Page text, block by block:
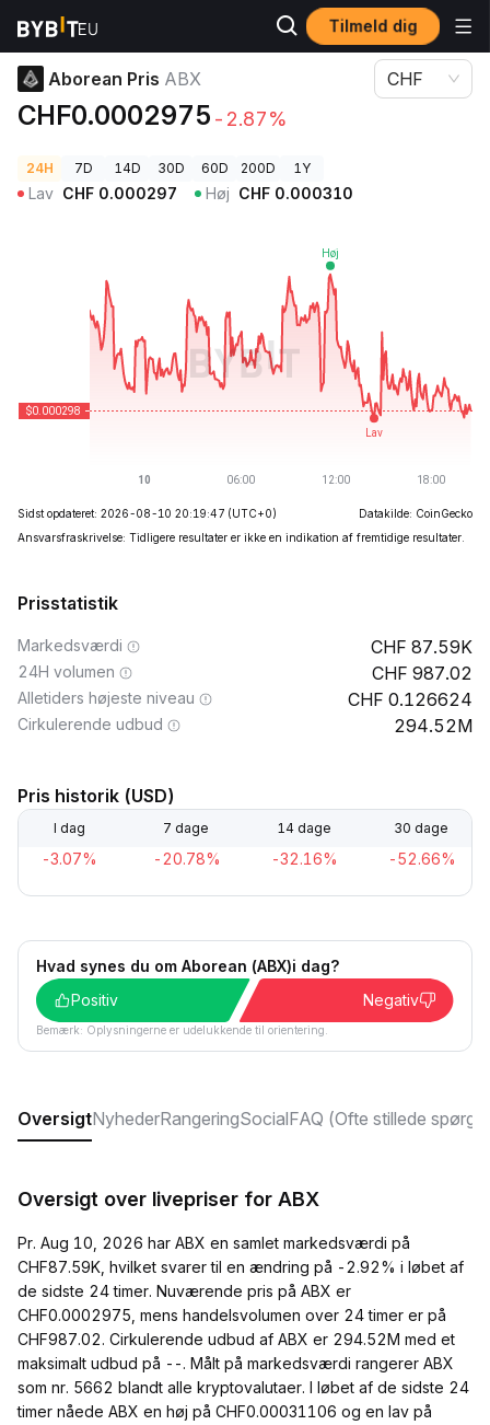
Tilmeld dig
Kryptopriser
Aborean Pris ABX
CHF0.0002975 -2.87%
CHF
24H 7D 14D 30D 60D 200D 1Y
Lav CHF 0.000297 Høj CHF 0.000310
Sidst opdateret: 2026-08-10 20:19:47 (UTC+0)
Datakilde: CoinGecko
Ansvarsfraskrivelse: Tidligere resultater er ikke en indikation af fremtidige resultater.
Prisstatistik
Markedsværdi 87.59K
24H volumen 987.02
Alletiders højeste niveau 0.126624
Cirkulerende udbud 294.52M
Pris historik (USD)
I dag 7 dage 14 dage 30 dage
-3.07% -20.78% -32.16% -52.66%
Hvad synes du om Aborean (ABX)i dag?
Positiv
Negativ
Bemærk: Oplysningerne er udelukkende til orientering.
OversigtNyhederRangeringSocialFAQ (Ofte stillede
Oversigt over livepriser for ABX
Pr. Aug 10, 2026 har ABX en samlet markedsværdi på
CHF87.59K, hvilket svarer til en ændring på -2.92% i løbet af
de sidste 24 timer. Nuværende pris på ABX er
CHF0.0002975, mens handelsvolumen over 24 timer er på
CHF987.02. Cirkulerende udbud af ABX er 294.52M med et
maksimalt udbud på --. Målt på markedsværdi rangerer ABX
som nr. 5662 blandt alle kryptovalutaer. I løbet af de sidste 24
timer nåede ABX en høj på CHF0.00031106 og en lav på